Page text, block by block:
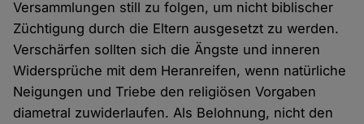
Versammlungen still zu folgen, um nicht biblischer
Züchtigung durch die Eltern ausgesetzt zu werden.
Verschärfen sollten sich die Ängste und inneren
Widersprüche mit dem Heranreifen, wenn natürliche
Neigungen und Triebe den religiösen Vorgaben
diametral zuwiderlaufen. Als Belohnung, nicht den